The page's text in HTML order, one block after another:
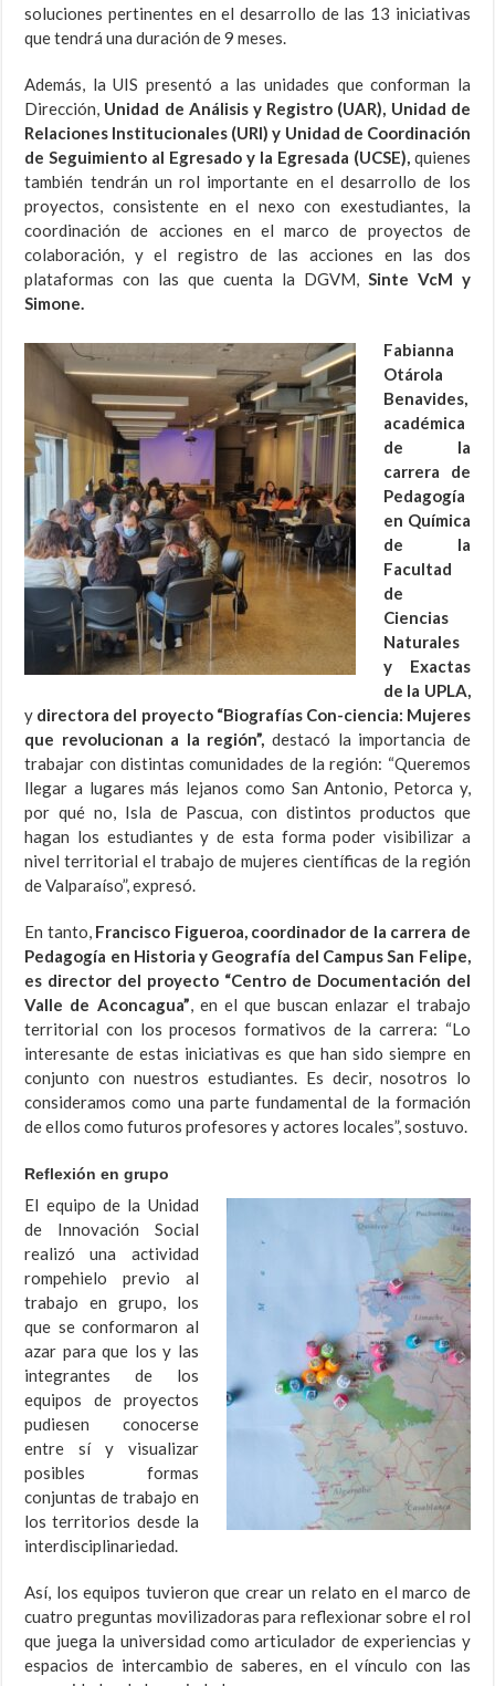
soluciones pertinentes en el desarrollo de las 13 iniciativas
que tendrá una duración de 9 meses.
Además, la UIS presentó a las unidades que conforman la
Dirección, Unidad de Análisis y Registro (UAR), Unidad de
Relaciones Institucionales (URI) y Unidad de Coordinación
de Seguimiento al Egresado y la Egresada (UCSE), quienes
también tendrán un rol importante en el desarrollo de los
proyectos, consistente en el nexo con exestudiantes, la
coordinación de acciones en el marco de proyectos de
colaboración, y el registro de las acciones en las dos
plataformas con las que cuenta la DGVM, Sinte VcM y
Simone.
Fabianna
Otárola
Benavides,
académica
de la
carrera de
Pedagogía
en Química
de la
Facultad
de
Ciencias
Naturales
y Exactas
de la UPLA,
y directora del proyecto “Biografías Con-ciencia: Mujeres
que revolucionan a la región”, destacó la importancia de
trabajar con distintas comunidades de la región: “Queremos
llegar a lugares más lejanos como San Antonio, Petorca y,
por qué no, Isla de Pascua, con distintos productos que
hagan los estudiantes y de esta forma poder visibilizar a
nivel territorial el trabajo de mujeres científicas de la región
de Valparaíso”, expresó.
En tanto, Francisco Figueroa, coordinador de la carrera de
Pedagogía en Historia y Geografía del Campus San Felipe,
es director del proyecto “Centro de Documentación del
Valle de Aconcagua” , en el que buscan enlazar el trabajo
territorial con los procesos formativos de la carrera: “Lo
interesante de estas iniciativas es que han sido siempre en
conjunto con nuestros estudiantes. Es decir, nosotros lo
consideramos como una parte fundamental de la formación
de ellos como futuros profesores y actores locales”, sostuvo.
Reflexión en grupo
El equipo de la Unidad
de Innovación Social
realizó una actividad
rompehielo previo al
trabajo en grupo, los
que se conformaron al
azar para que los y las
integrantes de los
equipos de proyectos
pudiesen conocerse
entre sí y visualizar
posibles formas
conjuntas de trabajo en
los territorios desde la
interdisciplinariedad.
Así, los equipos tuvieron que crear un relato en el marco de
cuatro preguntas movilizadoras para reflexionar sobre el rol
que juega la universidad como articulador de experiencias y
espacios de intercambio de saberes, en el vínculo con las